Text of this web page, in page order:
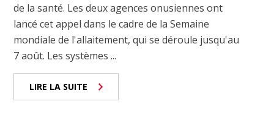
de la santé. Les deux agences onusiennes ont
lancé cet appel dans le cadre de la Semaine
mondiale de l'allaitement, qui se déroule jusqu'au
7 août. Les systèmes ...
LIRE LA SUITE